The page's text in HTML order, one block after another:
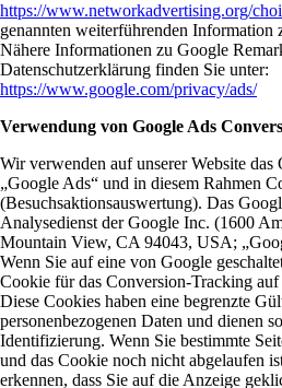
https://www.networkadvertising.org/
genannten weiterführenden Information
Nähere Informationen zu Google
Datenschutzerklärung finden Sie unter:
https://www.google.com/privacy/ads/
Verwendung von Google Ads
Wir verwenden auf unserer Website
„Google Ads“ und in diesem Rahmen
(Besuchsaktionsauswertung). Das
Analysedienst der Google Inc. (1600
Mountain View, CA 94043, USA;
Wenn Sie auf eine von Google
Cookie für das Conversion-Tracking
Diese Cookies haben eine begrenzte
personenbezogenen Daten und dienen
Identifizierung. Wenn Sie bestimmte
und das Cookie noch nicht abgelaufen
erkennen, dass Sie auf die Anzeige